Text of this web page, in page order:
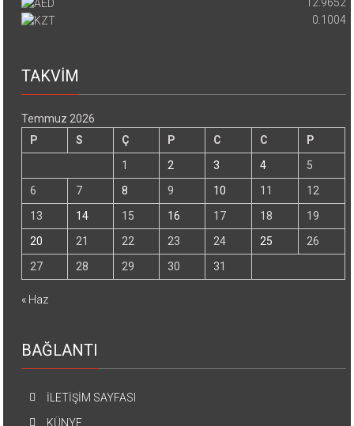
12.9652
0.1004
TAKVİM
Temmuz 2026
P
S Ç P C C
P
1
2 3 4
5
6
7 8 9 10 11
12
13
14 15 16 17 18
19
20
21 22 23 24 25
26
27
28 29 30 31
« Haz
BAĞLANTI
İLETİŞİM SAYFASI
KÜNYE